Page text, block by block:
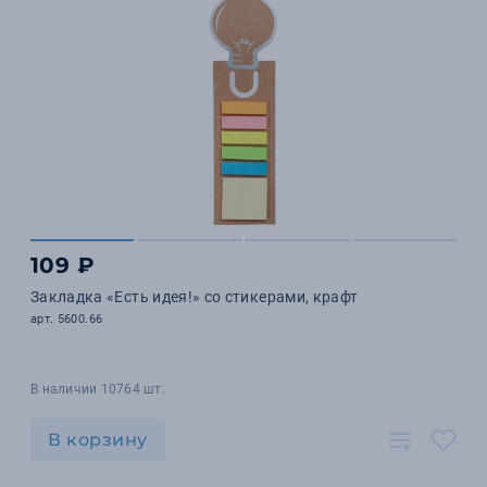
109 ₽
Закладка «Есть идея!» со стикерами, крафт
арт. 5600.66
В наличии 10764 шт.
В корзину